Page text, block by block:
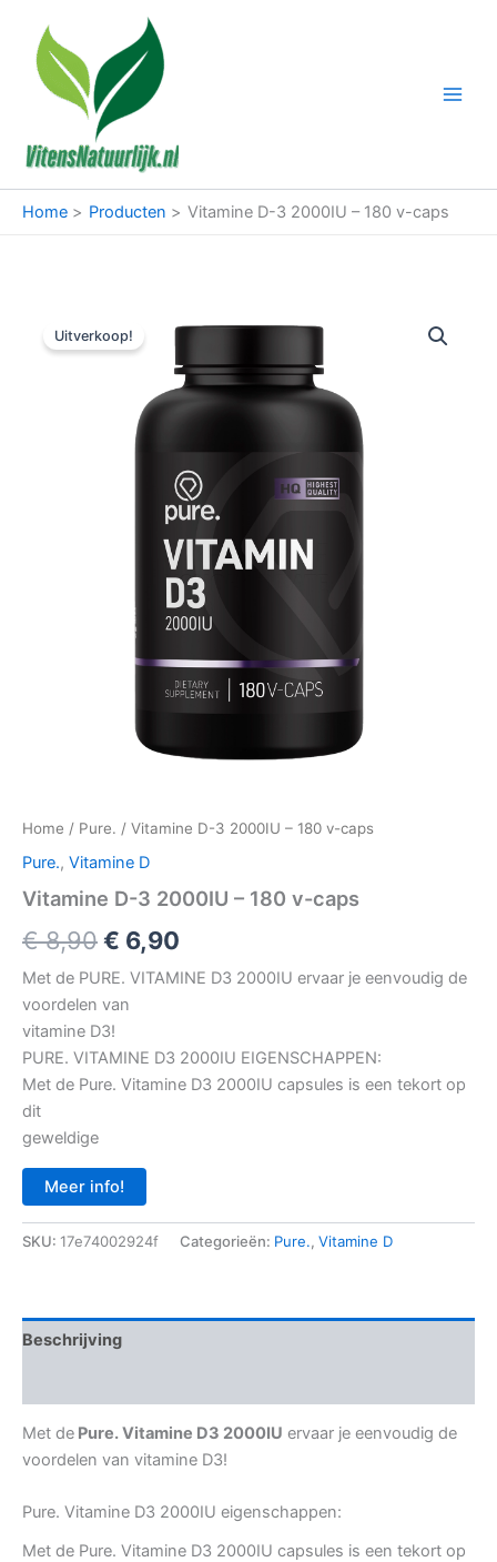
inhoud
Home Producten Vitamine D-3 2000IU – 180 v-caps
Uitverkoop!
Home / Pure. / Vitamine D-3 2000IU – 180 v-caps
Pure., Vitamine D
Vitamine D-3 2000IU – 180 v-caps
€8,90Oorspronkelijke
prijs
was:
€ 8,90.
€ 6,90
prijs
€ 6,90.
Met de PURE. VITAMINE D3 2000IU ervaar je eenvoudig de
voordelen van
vitamine D3!
PURE. VITAMINE D3 2000IU EIGENSCHAPPEN:
Met de Pure. Vitamine D3 2000IU capsules is een tekort op
dit
geweldige
Meer info!
SKU: 17e74002924f Categorieën: Pure., Vitamine D
Beschrijving
Met de Pure. Vitamine D3 2000IU ervaar je eenvoudig de
voordelen van vitamine D3!
Pure. Vitamine D3 2000IU eigenschappen:
Met de Pure. Vitamine D3 2000IU capsules is een tekort op